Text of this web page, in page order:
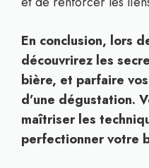
En conclusion, lors
découvrirez les
bière, et parfaire
d’une dégustation.
maîtriser les
perfectionner votre